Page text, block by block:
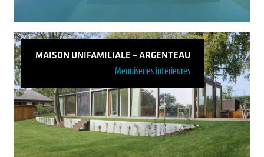
Maison Unifamiliale – Sprimont
Voir plus
MAISON UNIFAMILIALE – ARGENTEAU
Menuiseries intérieures